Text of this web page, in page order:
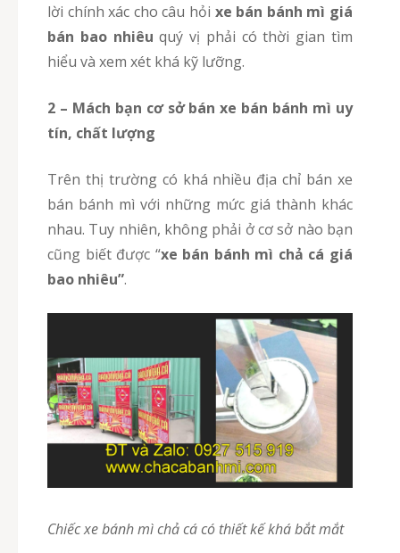
lời chính xác cho câu hỏi xe bán bánh mì giá
bán bao nhiêu quý vị phải có thời gian tìm
hiểu và xem xét khá kỹ lưỡng.
2 – Mách bạn cơ sở bán xe bán bánh mì uy
tín, chất lượng
Trên thị trường có khá nhiều địa chỉ bán xe
bán bánh mì với những mức giá thành khác
nhau. Tuy nhiên, không phải ở cơ sở nào bạn
cũng biết được “xe bán bánh mì chả cá giá
bao nhiêu”.
Chiếc xe bánh mì chả cá có thiết kế khá bắt mắt